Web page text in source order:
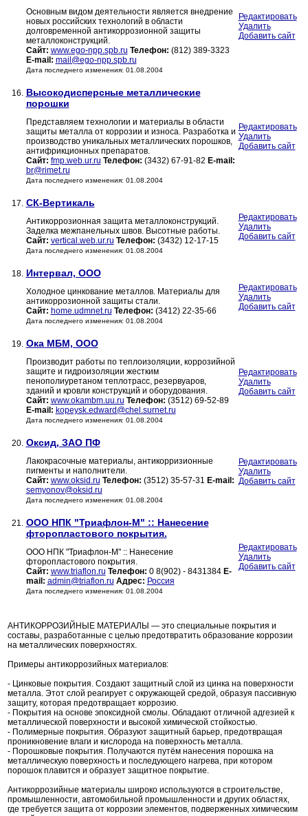
Основным видом деятельности является внедрение
новых российских технологий в области
долговременной антикоррозионной защиты
металлоконструкций.
Сайт: www.ego-npp.spb.ru Телефон: (812) 389-3323
E-mail: mail@ego-npp.spb.ru
Дата последнего изменения: 01.08.2004
Редактировать
Удалить
Добавить сайт
16. Высокодисперсные металлические
порошки
Представляем технологии и материалы в области
защиты металла от коррозии и износа. Разработка и
производство уникальных металлических порошков,
антифрикционных препаратов.
Сайт: fmp.web.ur.ru Телефон: (3432) 67-91-82 E-mail:
br@rimet.ru
Дата последнего изменения: 01.08.2004
Редактировать
Удалить
Добавить сайт
17. СК-Вертикаль
Антикоррозионная защита металлоконструкций.
Заделка межпанельных швов. Высотные работы.
Сайт: vertical.web.ur.ru Телефон: (3432) 12-17-15
Дата последнего изменения: 01.08.2004
Редактировать
Удалить
Добавить сайт
18. Интервал, ООО
Холодное цинкование металлов. Материалы для
антикоррозионной защиты стали.
Сайт: home.udmnet.ru Телефон: (3412) 22-35-66
Дата последнего изменения: 01.08.2004
Редактировать
Удалить
Добавить сайт
19. Ока МБМ, ООО
Производит работы по теплоизоляции, коррозийной
защите и гидроизоляции жестким
пенополиуретаном теплотрасс, резервуаров,
зданий и кровли конструкций и оборудования.
Сайт: www.okambm.uu.ru Телефон: (3512) 69-52-89
E-mail: kopeysk.edward@chel.surnet.ru
Дата последнего изменения: 01.08.2004
Редактировать
Удалить
Добавить сайт
20. Оксид, ЗАО ПФ
Лакокрасочные материалы, антикорризионные
пигменты и наполнители.
Сайт: www.oksid.ru Телефон: (3512) 35-57-31 E-mail:
semyonov@oksid.ru
Дата последнего изменения: 01.08.2004
Редактировать
Удалить
Добавить сайт
21. ООО НПК "Триафлон-М" :: Нанесение
фторопластового покрытия.
ООО НПК "Триафлон-М" :: Нанесение
фторопластового покрытия.
Сайт: www.triaflon.ru Телефон: 0 8(902) - 8431384 E-
mail: admin@triaflon.ru Адрес: Россия
Дата последнего изменения: 01.08.2004
Редактировать
Удалить
Добавить сайт
АНТИКОРРОЗИЙНЫЕ МАТЕРИАЛЫ — это специальные покрытия и
составы, разработанные с целью предотвратить образование коррозии
на металлических поверхностях.
Примеры антикоррозийных материалов:
- Цинковые покрытия. Создают защитный слой из цинка на поверхности
металла. Этот слой реагирует с окружающей средой, образуя пассивную
защиту, которая предотвращает коррозию.
- Покрытия на основе эпоксидной смолы. Обладают отличной адгезией к
металлической поверхности и высокой химической стойкостью.
- Полимерные покрытия. Образуют защитный барьер, предотвращая
проникновение влаги и кислорода на поверхность металла.
- Порошковые покрытия. Получаются путём нанесения порошка на
металлическую поверхность и последующего нагрева, при котором
порошок плавится и образует защитное покрытие.
Антикоррозийные материалы широко используются в строительстве,
промышленности, автомобильной промышленности и других областях,
где требуется защита от коррозии элементов, подверженных химическим